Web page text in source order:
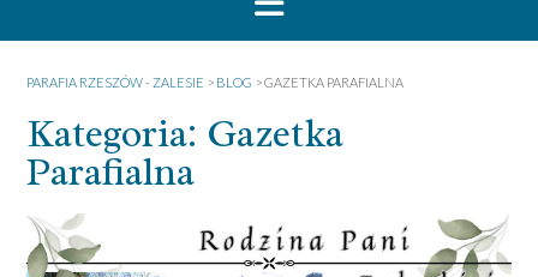
PARAFIA RZESZÓW - ZALESIE > BLOG >GAZETKA PARAFIALNA
Kategoria: Gazetka
Parafialna